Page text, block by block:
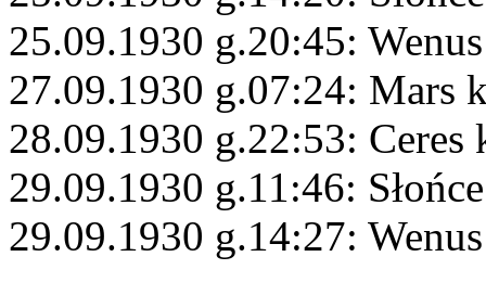
25.09.1930 g.20:45:
27.09.1930 g.07:24: Mars
28.09.1930 g.22:53:
29.09.1930 g.11:46:
29.09.1930 g.14:27: